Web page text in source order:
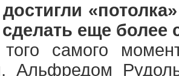
еще
самого
Альфредом